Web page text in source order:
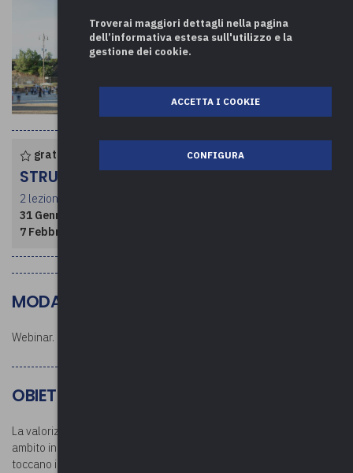
gratuito per enti associati
STRUTTURA CORSO
2 lezioni per un totale di 4 ore
31 Gennaio 2024
7 Febbraio 2024
MODALITÀ DI SVOLGIMENTO
Webinar.
OBIETTIVI
La valorizzazione dei beni culturali rappresenta sempre più un
ambito in cui sperimentare modelli di gestione innovativi che
toccano i temi del turismo, del marketing territoriale, della
Troverai maggiori dettagli nella pagina
dell’informativa estesa sull'utilizzo e la
gestione dei cookie.
ACCETTA I COOKIE
CONFIGURA